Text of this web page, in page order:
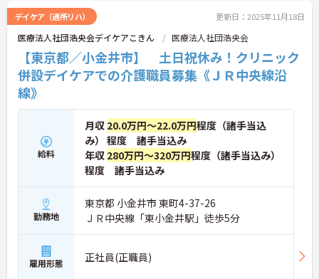
デイケア（通所リハ） 更新日：2025年11月18日
医療法人社団浩央会デイケアこきん 医療法人社団浩央会
【東京都／小金井市】 土日祝休み！クリニック
併設デイケアでの介護職員募集《ＪＲ中央線沿
線》
給料
月収 20.0万円～22.0万円程度（諸手当込
み） 程度 諸手当込み
年収 280万円～320万円程度（諸手当込み）
程度 諸手当込み
勤務地
東京都 小金井市 東町4-37-26
ＪＲ中央線「東小金井駅」徒歩5分
雇用形態 正社員(正職員)